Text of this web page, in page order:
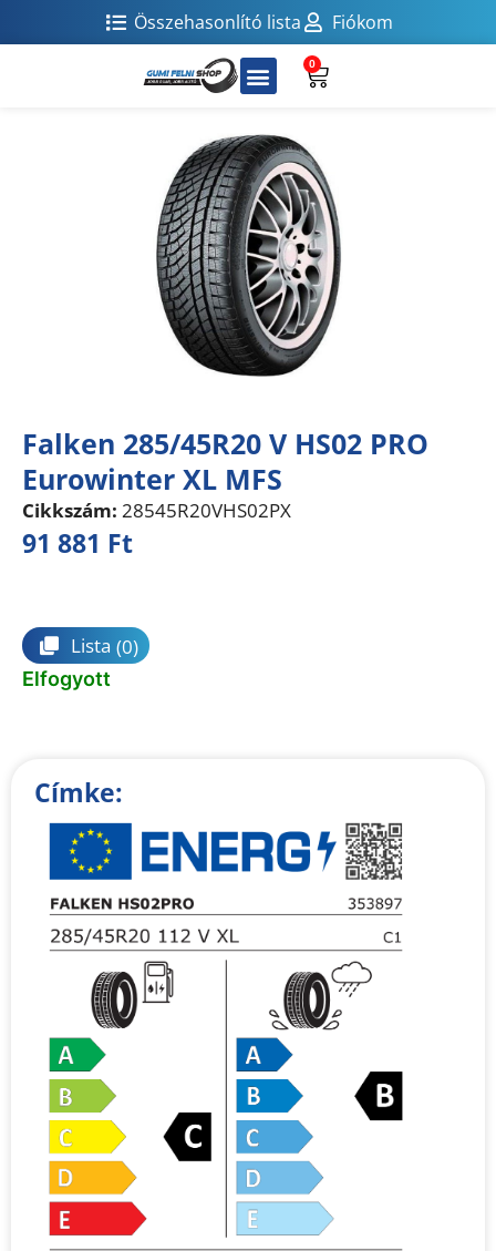
Összehasonlító lista Fiókom
0
Falken 285/45R20 V HS02 PRO
Eurowinter XL MFS
Cikkszám: 28545R20VHS02PX
91 881 Ft
Lista (0)
Elfogyott
Címke: